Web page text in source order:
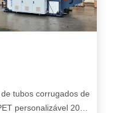
tubos corrugados de
personalizável 200-